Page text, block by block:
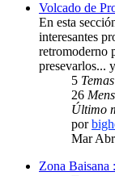
Volcado de
En esta
interesantes
retromoderno
presevarlos...
5 Temas
26
Último
por
Mar
Zona Baisana